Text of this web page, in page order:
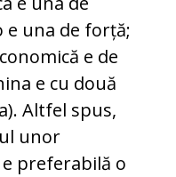
e una de forță;
e de
e cu două
Altfel spus,
unor
preferabilă o